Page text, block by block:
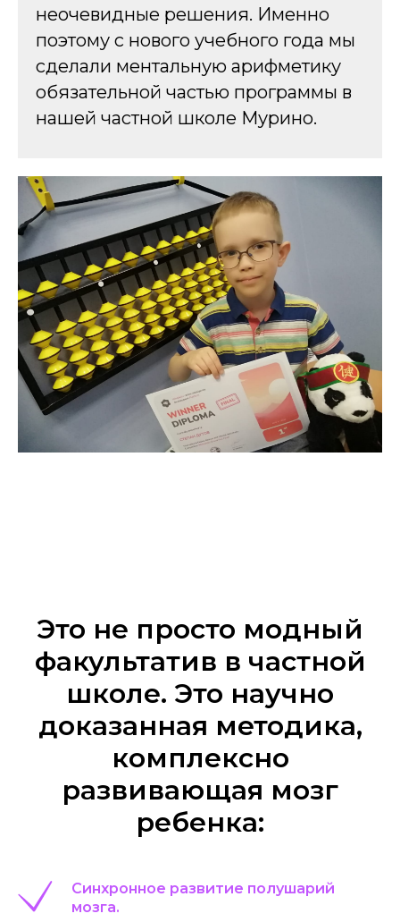
неочевидные решения. Именно
поэтому с нового учебного года мы
сделали ментальную арифметику
обязательной частью программы в
нашей частной школе Мурино.
Это не просто модный
факультатив в частной
школе. Это научно
доказанная методика,
комплексно
развивающая мозг
ребенка:
Синхронное развитие полушарий
мозга.